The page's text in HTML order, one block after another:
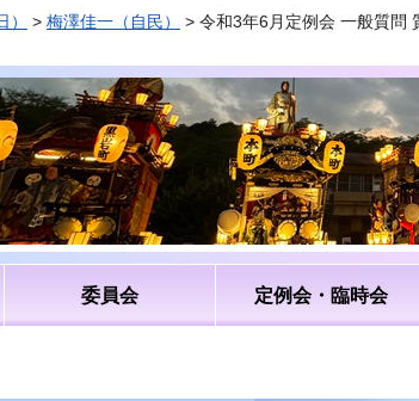
> 梅澤佳一（自民） > 令和3年6月定例会 一般質問
委員会 定例会・臨時会